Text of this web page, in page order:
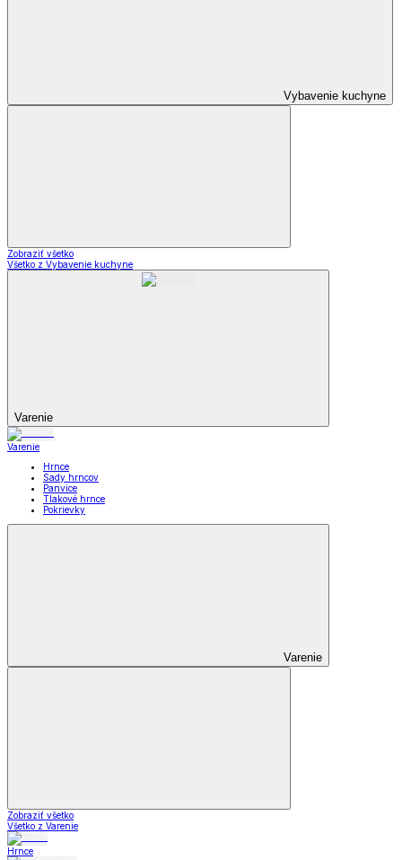
Vybavenie kuchyne
Zobraziť všetko
Všetko z Vybavenie kuchyne
Varenie
Varenie
Hrnce
Sady hrncov
Panvice
Tlakové hrnce
Pokrievky
Varenie
Zobraziť všetko
Všetko z Varenie
Hrnce